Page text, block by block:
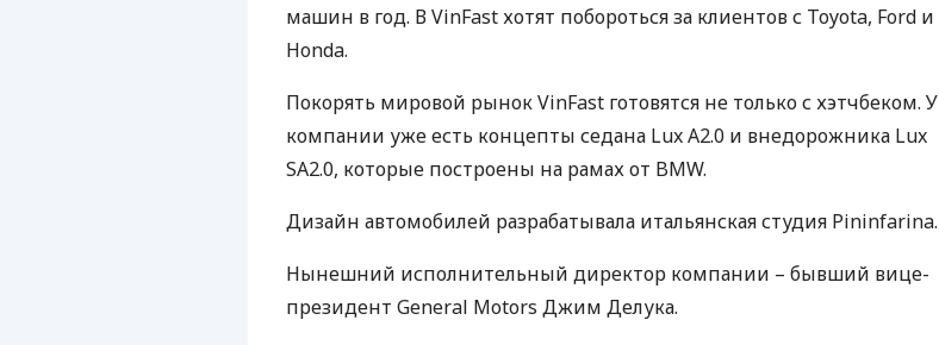
машин в год. В VinFast хотят побороться за клиентов с Toyota, Ford и
Honda.
Покорять мировой рынок VinFast готовятся не только с хэтчбеком. У
компании уже есть концепты седана Lux A2.0 и внедорожника Lux
SA2.0, которые построены на рамах от BMW.
Дизайн автомобилей разрабатывала итальянская студия Pininfarina.
Нынешний исполнительный директор компании – бывший вице-
президент General Motors Джим Делука.